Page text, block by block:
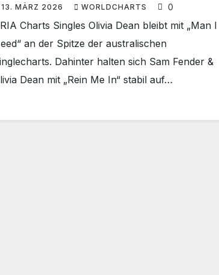
13. MÄRZ 2026 WORLDCHARTS 0
Charts Singles Olivia Dean bleibt mit „Man I
an der Spitze der australischen
Dahinter halten sich Sam Fender &
Dean mit „Rein Me In“ stabil auf…